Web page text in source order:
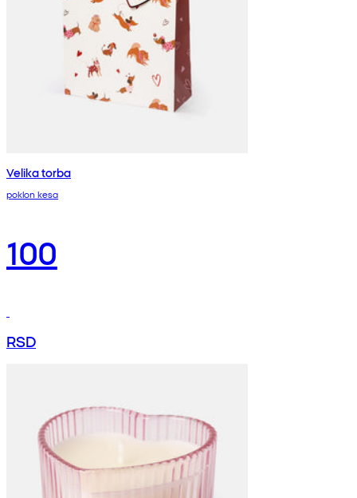
Velika torba
poklon kesa
100
RSD